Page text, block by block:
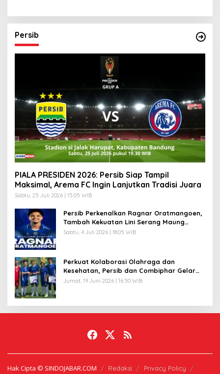
Persib
PIALA PRESIDEN 2026: Persib Siap Tampil
Maksimal, Arema FC Ingin Lanjutkan Tradisi Juara
Sabtu, 25 Juli 2026 | 15:05 WIB
Persib Perkenalkan Ragnar Oratmangoen,
Tambah Kekuatan Lini Serang Maung
Bandung
Sabtu, 4 Juli 2026 | 18:05 WIB
Perkuat Kolaborasi Olahraga dan
Kesehatan, Persib dan Combiphar Gelar
Friendly Match
Jumat, 19 Juni 2026 | 16:50 WIB
Hak Cipta © SINDOJABAR.COM Redaksi
Privacy Policy